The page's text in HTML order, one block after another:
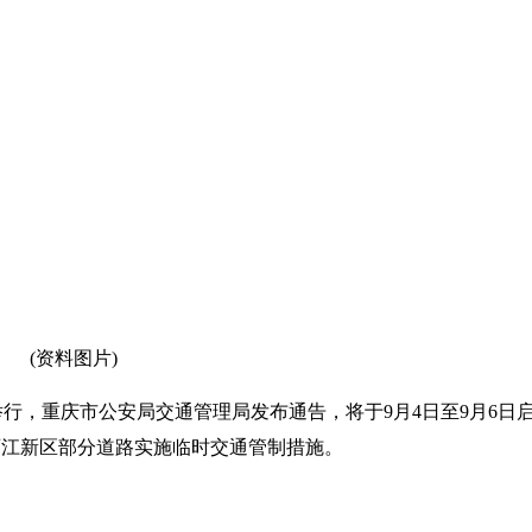
(资料图片)
，重庆市公安局交通管理局发布通告，将于9月4日至9月6日
新区部分道路实施临时交通管制措施。